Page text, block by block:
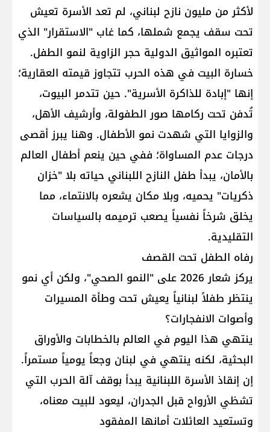
لأكثر من مليون نازح لبناني، لم تعد الأسرة تعيش
تحت سقف يجمع شملها، كما غاب "الاستقرار" الذي
تعتبره المواثيق الدولية حجر الزاوية لنمو الطفل.
خسارة البيت في هذه الحرب تتجاوز قيمته العقارية؛
إنها "إبادة للذاكرة الأسرية". حين تتدمر البيوت،
تُدفن تحت ركامها صور الطفولة، وأرشيف الأهل،
والزوايا التي شهدت نمو الأطفال. وهنا يبرز أقصى
درجات عدم المساواة؛ ففي حين ينعم أطفال العالم
بالأمان، يبدأ طفل النازح اللبناني حياته بلا "خزان
ذكريات" يحميه، وبلا مكان يشعره بالانتماء، مما
يخلق شرخاً نفسياً يصعب ترميمه بالسياسات
التقليدية.
رفاه الطفل تحت القصف
يركز شعار 2026 على "النمو الصحي"، ولكن أي نمو
ينتظر طفلاً لبنانياً يعيش تحت وطأة المسيرات
وأصوات الانفجارات؟
ينتهي هذا اليوم في العالم بالخطابات والأوراق
البحثية، لكنه ينتهي في لبنان وجعاً يومياً مستمراً.
إن إنقاذ الأسرة اللبنانية يبدأ بوقف آلة الحرب التي
تشظي الأرواح قبل الجدران، ليعود للبيت معناه،
وتستعيد العائلات أمانها المفقود